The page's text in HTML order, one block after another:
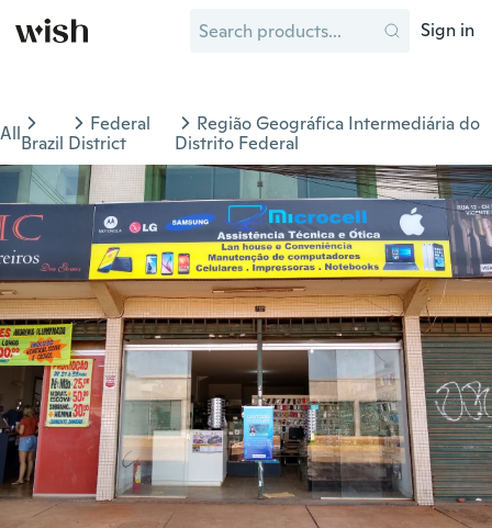
Sign in
AllBrazil
Federal
District
Região Geográfica Intermediária do
Distrito Federal